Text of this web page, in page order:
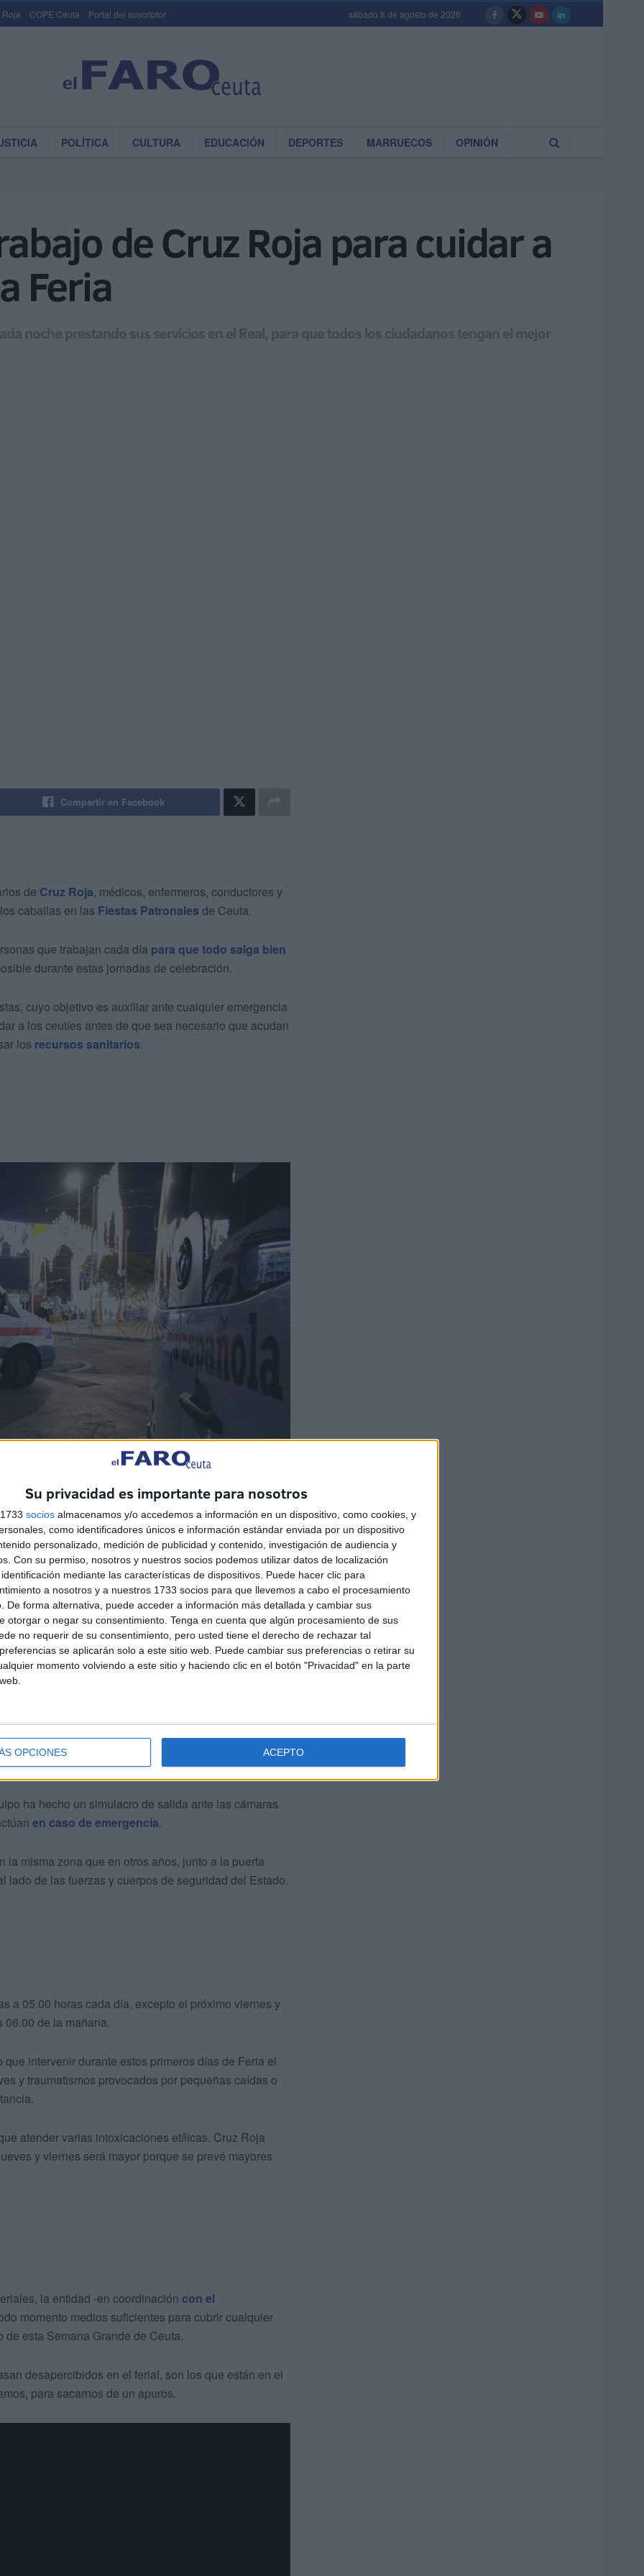
Su privacidad es importante para nosotros
socios almacenamos y/o accedemos a información en un dispositivo, como cookies, y
como identificadores únicos e información estándar enviada por un dispositivo
personalizado, medición de publicidad y contenido, investigación de audiencia y
Con su permiso, nosotros y nuestros socios podemos utilizar datos de localización
mediante las características de dispositivos. Puede hacer clic para
a nosotros y a nuestros 1733 socios para que llevemos a cabo el procesamiento
De forma alternativa, puede acceder a información más detallada y cambiar sus
otorgar o negar su consentimiento. Tenga en cuenta que algún procesamiento de sus
no requerir de su consentimiento, pero usted tiene el derecho de rechazar tal
se aplicarán solo a este sitio web. Puede cambiar sus preferencias o retirar su
momento volviendo a este sitio y haciendo clic en el botón "Privacidad" en la parte
OPCIONES ACEPTO
Roja COPE Ceuta Portal del suscriptor sábado 8 de agosto de 2026
POLÍTICA CULTURA EDUCACIÓN DEPORTES MARRUECOS OPINIÓN
de Cruz Roja para cuidar a
Feria
noche prestando sus servicios en el Real, para que todos los ciudadanos tengan el mejor
Compartir en Facebook
de Cruz Roja, médicos, enfermeros, conductores y
caballas en las Fiestas Patronales de Ceuta.
que trabajan cada día para que todo salga bien
durante estas jornadas de celebración.
cuyo objetivo es auxiliar ante cualquier emergencia
a los ceutíes antes de que sea necesario que acudan
los recursos sanitarios.
ganas de celebración de los caballas están
equipo médico solo han estado atendiendo pequeñas
in situ todas las incidencias sanitarias, siendo
su patología lo requieran, están siendo menos que
que efectivamente a lo que se han estado
ha hecho un simulacro de salida ante las cámaras
en caso de emergencia.
misma zona que en otros años, junto a la puerta
lado de las fuerzas y cuerpos de seguridad del Estado.
a 05.00 horas cada día, excepto el próximo viernes y
de la mañana.
intervenir durante estos primeros días de Feria el
y traumatismos provocados por pequeñas caídas o
atender varias intoxicaciones etílicas. Cruz Roja
y viernes será mayor porque se prevé mayores
la entidad -en coordinación con el
momento medios suficientes para cubrir cualquier
esta Semana Grande de Ceuta.
desapercibidos en el ferial, son los que están en el
para sacarnos de un apuros.